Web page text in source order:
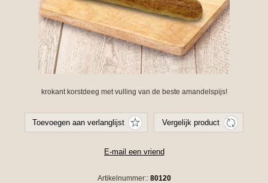
krokant korstdeeg met vulling van de beste amandelspijs!
Artikelnummer:: 80120